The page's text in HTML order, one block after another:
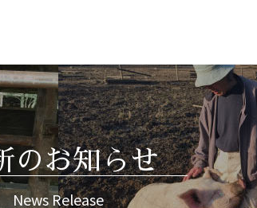
のお知らせ
News Release